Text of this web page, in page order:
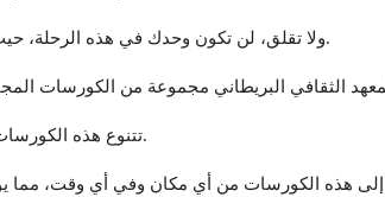
ولا تقلق، لن تكون وحدك في هذه الرحلة، حيث يوفر المعهد دعمًا مباشرًا من مدربين محترفين سيقومون بتوجيهك وتقديم ملاحظات بناءة لتحسين أدائك.
تتنوع هذه الكورسات لتشمل تحسين مهارات التحدث، الاستماع، القراءة، والكتابة، مع مواد تعليمية عالية الجودة متاحة للجميع.
إلى هذه الكورسات من أي مكان وفي أي وقت، مما